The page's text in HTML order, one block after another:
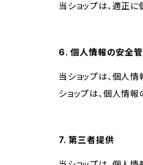
当ショップは、適正
6. 個人情報の安全
当ショップは、個人
ショップは、個人情
7. 第三者提供